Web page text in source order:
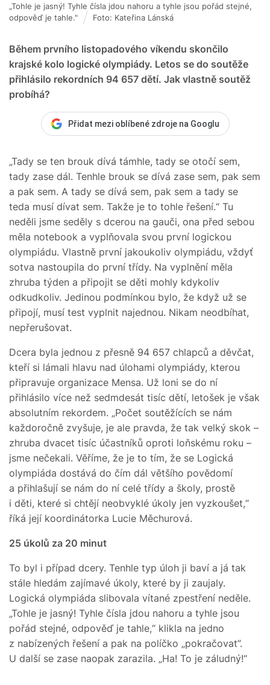
Během prvního listopadového víkendu skončilo
krajské kolo logické olympiády. Letos se do soutěže
přihlásilo rekordních 94 657 dětí. Jak vlastně soutěž
probíhá?
„Tohle je jasný! Tyhle čísla jdou nahoru a tyhle jsou pořád stejné,
odpověď je tahle."
Foto: Kateřina Lánská
Přidat mezi oblíbené zdroje na Googlu
„Tady se ten brouk dívá támhle, tady se otočí sem,
tady zase dál. Tenhle brouk se dívá zase sem, pak sem
a pak sem. A tady se dívá sem, pak sem a tady se
teda musí dívat sem. Takže je to tohle řešení.“ Tu
neděli jsme seděly s dcerou na gauči, ona před sebou
měla notebook a vyplňovala svou první logickou
olympiádu. Vlastně první jakoukoliv olympiádu, vždyť
sotva nastoupila do první třídy. Na vyplnění měla
zhruba týden a připojit se děti mohly kdykoliv
odkudkoliv. Jedinou podmínkou bylo, že když už se
připojí, musí test vyplnit najednou. Nikam neodbíhat,
nepřerušovat.
Dcera byla jednou z přesně 94 657 chlapců a děvčat,
kteří si lámali hlavu nad úlohami olympiády, kterou
připravuje organizace Mensa. Už loni se do ní
přihlásilo více než sedmdesát tisíc dětí, letošek je však
absolutním rekordem. „Počet soutěžících se nám
každoročně zvyšuje, je ale pravda, že tak velký skok –
zhruba dvacet tisíc účastníků oproti loňskému roku –
jsme nečekali. Věříme, že je to tím, že se Logická
olympiáda dostává do čím dál většího povědomí
a přihlašují se nám do ní celé třídy a školy, prostě
i děti, které si chtějí neobvyklé úkoly jen vyzkoušet,“
říká její koordinátorka Lucie Měchurová.
25 úkolů za 20 minut
To byl i případ dcery. Tenhle typ úloh ji baví a já tak
stále hledám zajímavé úkoly, které by ji zaujaly.
Logická olympiáda slibovala vítané zpestření neděle.
„Tohle je jasný! Tyhle čísla jdou nahoru a tyhle jsou
pořád stejné, odpověď je tahle,“ klikla na jedno
z nabízených řešení a pak na políčko „pokračovat”.
U další se zase naopak zarazila. „Ha! To je záludný!“